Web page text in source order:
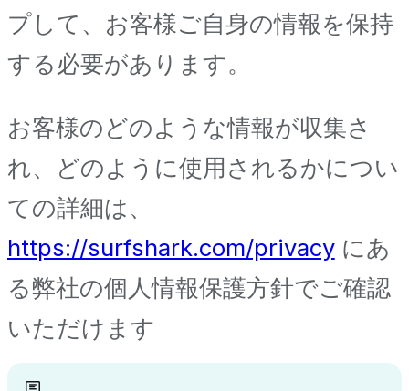
プして、お客様ご自身の情報を保持
する必要があります。
お客様のどのような情報が収集さ
れ、どのように使用されるかについ
ての詳細は、
https://surfshark.com/privacyにあ
る弊社の個人情報保護方針でご確認
いただけます